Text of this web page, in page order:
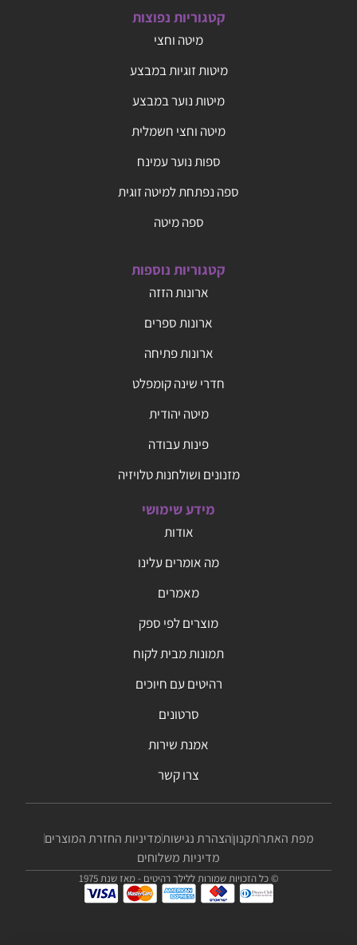
קטגוריות נפוצות
מיטה וחצי
מיטות זוגיות במבצע
מיטות נוער במבצע
מיטה וחצי חשמלית
ספות נוער עמינח
ספה נפתחת למיטה זוגית
ספה מיטה
קטגוריות נוספות
ארונות הזזה
ארונות ספרים
ארונות פתיחה
חדרי שינה קומפלט
מיטה יהודית
פינות עבודה
מזנונים ושולחנות טלויזיה
מידע שימושי
אודות
מה אומרים עלינו
מאמרים
מוצרים לפי ספק
תמונות מבית לקוח
רהיטים עם חיוכים
סרטונים
אמנת שירות
צרו קשר
מפת האתרתקנוןהצהרת נגישותמדיניות החזרת המוצרים
מדיניות משלוחים
© כל הזכויות שמורות ללילך רהיטים - מאז שנת 1975